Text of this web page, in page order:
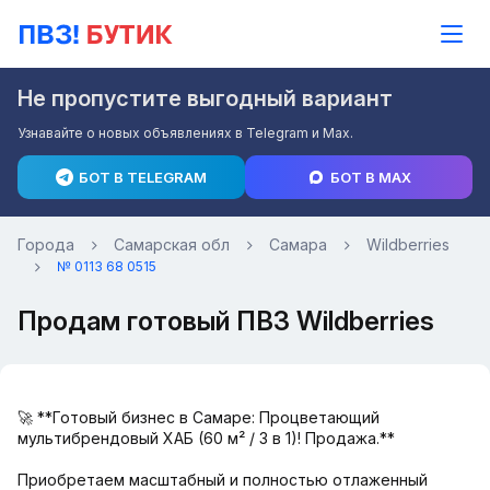
Не пропустите выгодный вариант
Узнавайте о новых объявлениях в Telegram и Max.
БОТ В TELEGRAM БОТ В MAX
Города Самарская обл Самара Wildberries
№ 0113 68 0515
Продам готовый ПВЗ Wildberries
🚀 **Готовый бизнес в Самаре: Процветающий
мультибрендовый ХАБ (60 м² / 3 в 1)! Продажа.**
Приобретаем масштабный и полностью отлаженный